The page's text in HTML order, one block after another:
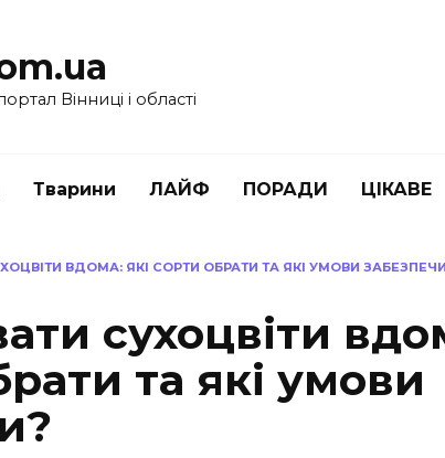
Вінниці і області
Тварини ЛАЙФ ПОРАДИ ЦІКАВЕ
ВДОМА: ЯКІ СОРТИ ОБРАТИ ТА ЯКІ УМОВИ
сухоцвіти
та які умови